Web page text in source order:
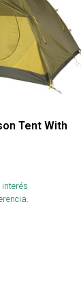
Tent With